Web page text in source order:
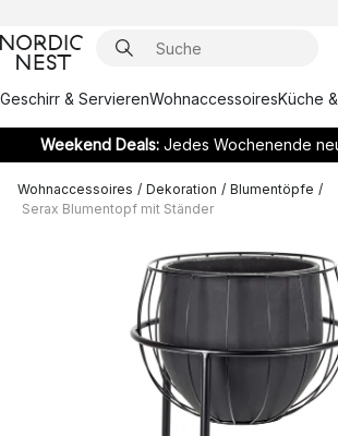
Geschirr & ServierenWohnaccessoiresKüche
Weekend Deals:Jedes Wochenende
Wohnaccessoires / Dekoration / Blumentöpfe /
Serax Blumentopf mit Ständer